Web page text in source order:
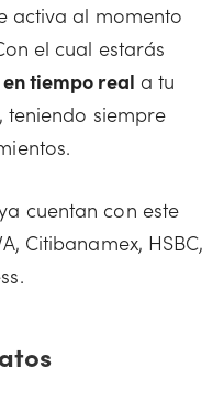
activa al momento
el cual estarás
tiempo real a tu
siempre
cuentan con este
Citibanamex, HSBC,